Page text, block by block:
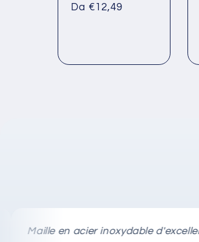
Prezzo
Da €12,49
Maille en acier inoxydable d'excellente